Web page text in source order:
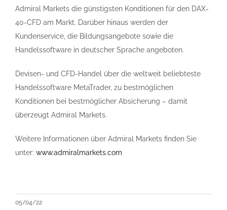
Admiral Markets die günstigsten Konditionen für den DAX-
40-CFD am Markt. Darüber hinaus werden der
Kundenservice, die Bildungsangebote sowie die
Handelssoftware in deutscher Sprache angeboten.
Devisen- und CFD-Handel über die weltweit beliebteste
Handelssoftware MetaTrader, zu bestmöglichen
Konditionen bei bestmöglicher Absicherung – damit
überzeugt Admiral Markets.
Weitere Informationen über Admiral Markets finden Sie
unter: www.admiralmarkets.com
05/04/22